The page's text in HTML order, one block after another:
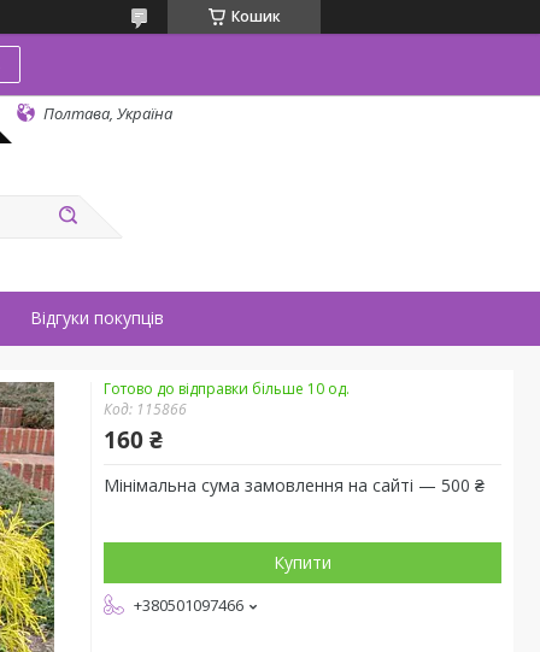
Кошик
Полтава, Україна
Відгуки покупців
Готово до відправки більше 10 од.
Код: 115866
160 ₴
Мінімальна сума замовлення на сайті — 500 ₴
Купити
+380501097466